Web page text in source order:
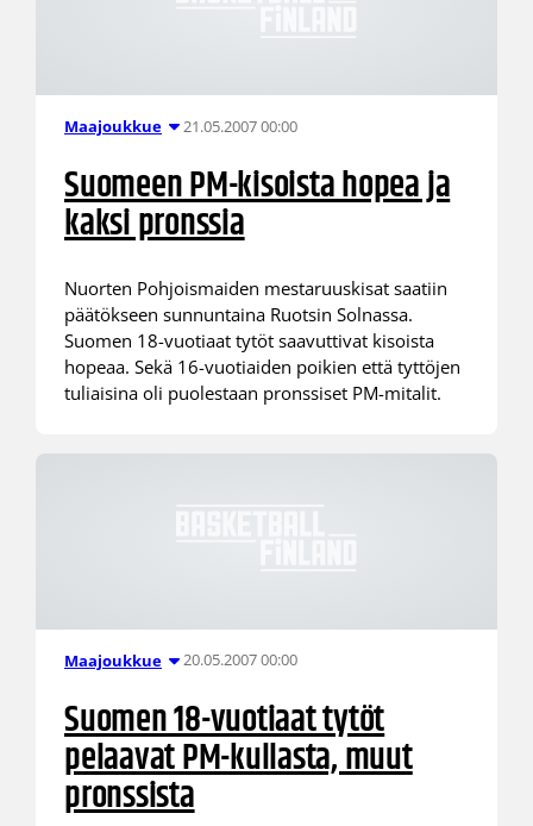
Maajoukkue 21.05.2007 00:00
Suomeen PM-kisoista hopea ja
kaksi pronssia
Nuorten Pohjoismaiden mestaruuskisat saatiin
päätökseen sunnuntaina Ruotsin Solnassa.
Suomen 18-vuotiaat tytöt saavuttivat kisoista
hopeaa. Sekä 16-vuotiaiden poikien että tyttöjen
tuliaisina oli puolestaan pronssiset PM-mitalit.
Maajoukkue 20.05.2007 00:00
Suomen 18-vuotiaat tytöt
pelaavat PM-kullasta, muut
pronssista